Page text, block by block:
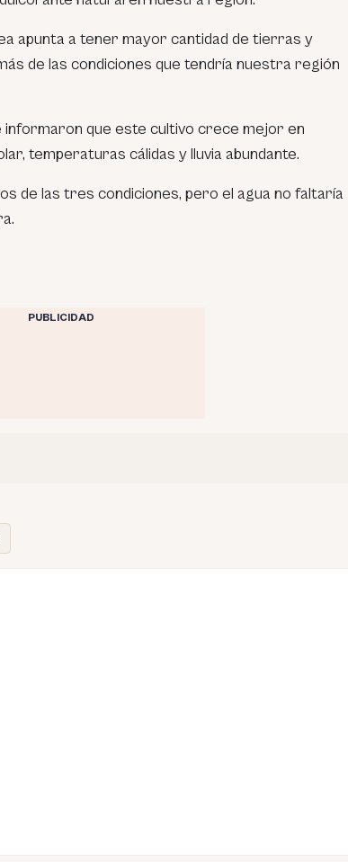
apunta a tener mayor cantidad de tierras y
de las condiciones que tendría nuestra región
informaron que este cultivo crece mejor en
temperaturas cálidas y lluvia abundante.
de las tres condiciones, pero el agua no faltaría
PUBLICIDAD